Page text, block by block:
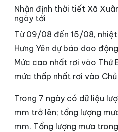
Xã Đoàn Đào
Xã Đồng Châu
Xã Đông Quan
Xã Đông Thụy Anh
Xã Đông Tiên Hưng
Xã Hiệp Cường
Xã Hoàng Hoa Thám
Nhận định thời tiết Xã
ngày tới
Từ 09/08 đến 15/08,
Hưng Yên dự báo dao
Mức cao nhất rơi vào Thứ
mức thấp nhất rơi vào
Trong 7 ngày có dữ liệu
mm trở lên; tổng lượng
mm. Tổng lượng mưa